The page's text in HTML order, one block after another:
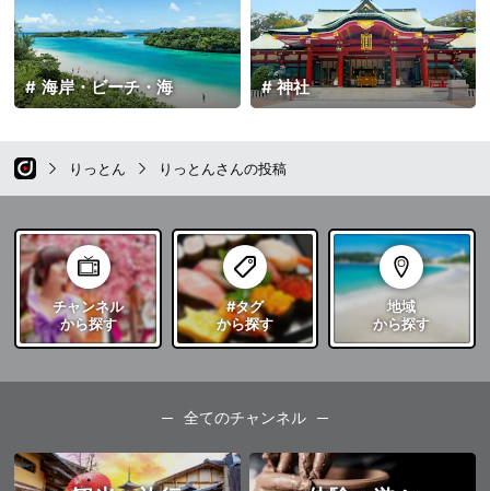
神社
海岸・ビーチ・海
りっとん りっとんさんの投稿
チャンネル
から探す
#タグ
から探す
地域
から探す
全てのチャンネル